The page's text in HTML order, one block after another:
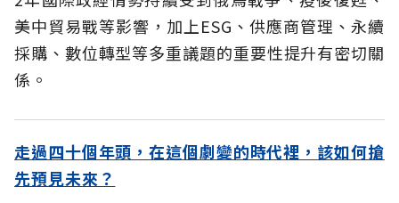
美中貿易戰等影響，加上ESG、供應商管理、永續
採購、數位轉型等多重議題的重要性提升有密切關
係。
走過四十個年頭，在這個劇變的時代裡，該如何搶
先預見未來？